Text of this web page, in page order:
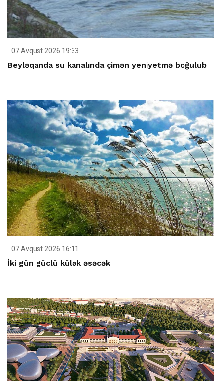
07 Avqust 2026 19:33
Beyləqanda su kanalında çimən yeniyetmə boğulub
07 Avqust 2026 16:11
İki gün güclü külək əsəcək